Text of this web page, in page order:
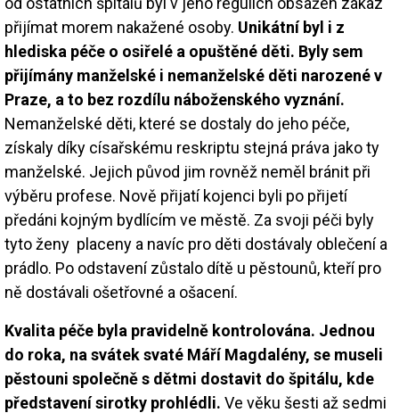
přijímat morem nakažené osoby. Unikátní byl i z
hlediska péče o osiřelé a opuštěné děti. Byly sem
přijímány manželské i nemanželské děti narozené v
Praze, a to bez rozdílu náboženského vyznání.
Nemanželské děti, které se dostaly do jeho péče,
získaly díky císařskému reskriptu stejná práva jako ty
manželské. Jejich původ jim rovněž neměl bránit při
výběru profese. Nově přijatí kojenci byli po přijetí
předáni kojným bydlícím ve městě. Za svoji péči byly
tyto ženy placeny a navíc pro děti dostávaly oblečení a
prádlo. Po odstavení zůstalo dítě u pěstounů, kteří pro
ně dostávali ošetřovné a ošacení.
Kvalita péče byla pravidelně kontrolována. Jednou
do roka, na svátek svaté Máří Magdalény, se museli
pěstouni společně s dětmi dostavit do špitálu, kde
představení sirotky prohlédli. Ve věku šesti až sedmi